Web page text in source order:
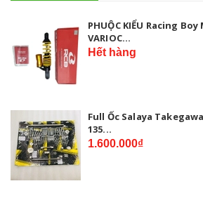
PHUỘC KIỂU Racing Boy
VARIOC...
Hết hàng
Full Ốc Salaya
135...
1.600.000₫